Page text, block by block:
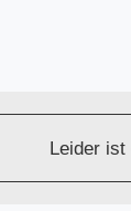
Leider ist